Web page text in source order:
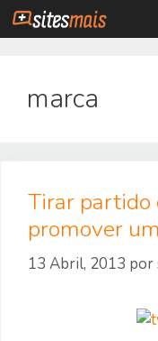
Saltar
para
marca
Tirar partido
promover
13 Abril, 2013 por